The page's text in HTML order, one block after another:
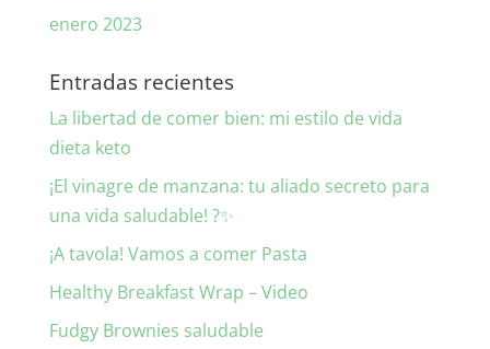
enero 2023
Entradas recientes
La libertad de comer bien: mi estilo de vida
dieta keto
¡El vinagre de manzana: tu aliado secreto para
una vida saludable! ?✨
¡A tavola! Vamos a comer Pasta
Healthy Breakfast Wrap – Video
Fudgy Brownies saludable